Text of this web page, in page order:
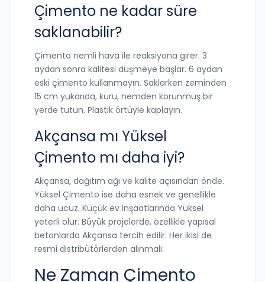
Çimento ne kadar süre
saklanabilir?
Çimento nemli hava ile reaksiyona girer. 3
aydan sonra kalitesi düşmeye başlar. 6 aydan
eski çimento kullanmayın. Saklarken zeminden
15 cm yukarıda, kuru, nemden korunmuş bir
yerde tutun. Plastik örtüyle kaplayın.
Akçansa mı Yüksel
Çimento mı daha iyi?
Akçansa, dağıtım ağı ve kalite açısından önde.
Yüksel Çimento ise daha esnek ve genellikle
daha ucuz. Küçük ev inşaatlarında Yüksel
yeterli olur. Büyük projelerde, özellikle yapısal
betonlarda Akçansa tercih edilir. Her ikisi de
resmi distribütörlerden alınmalı.
Ne Zaman Çimento